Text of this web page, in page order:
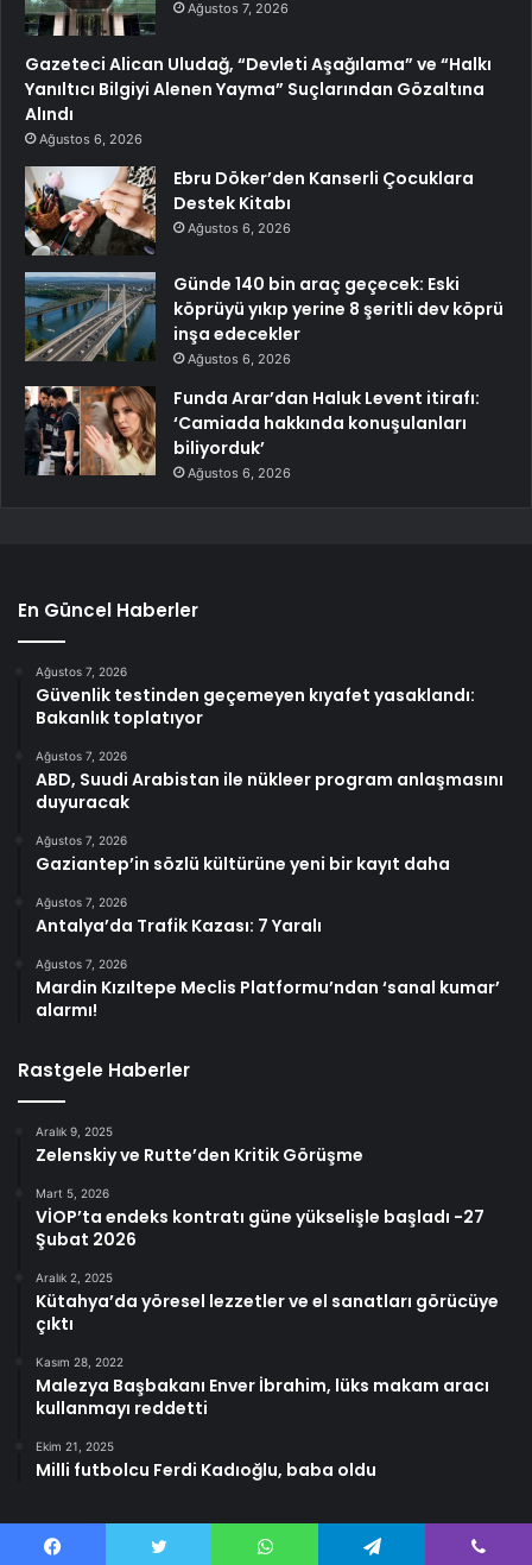
Ağustos 7, 2026
Gazeteci Alican Uludağ, “Devleti Aşağılama” ve “Halkı
Yanıltıcı Bilgiyi Alenen Yayma” Suçlarından Gözaltına
Alındı
Ağustos 6, 2026
Ebru Döker’den Kanserli Çocuklara
Destek Kitabı
Ağustos 6, 2026
Günde 140 bin araç geçecek: Eski
köprüyü yıkıp yerine 8 şeritli dev köprü
inşa edecekler
Ağustos 6, 2026
Funda Arar’dan Haluk Levent itirafı:
‘Camiada hakkında konuşulanları
biliyorduk’
Ağustos 6, 2026
En Güncel Haberler
Ağustos 7, 2026
Güvenlik testinden geçemeyen kıyafet yasaklandı:
Bakanlık toplatıyor
Ağustos 7, 2026
ABD, Suudi Arabistan ile nükleer program anlaşmasını
duyuracak
Ağustos 7, 2026
Gaziantep’in sözlü kültürüne yeni bir kayıt daha
Ağustos 7, 2026
Antalya’da Trafik Kazası: 7 Yaralı
Ağustos 7, 2026
Mardin Kızıltepe Meclis Platformu’ndan ‘sanal kumar’
alarmı!
Rastgele Haberler
Aralık 9, 2025
Zelenskiy ve Rutte’den Kritik Görüşme
Mart 5, 2026
VİOP’ta endeks kontratı güne yükselişle başladı -27
Şubat 2026
Aralık 2, 2025
Kütahya’da yöresel lezzetler ve el sanatları görücüye
çıktı
Kasım 28, 2022
Malezya Başbakanı Enver İbrahim, lüks makam aracı
kullanmayı reddetti
Ekim 21, 2025
Milli futbolcu Ferdi Kadıoğlu, baba oldu